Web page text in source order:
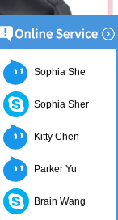
Sophia She
Sophia Sher
Kitty Chen
Parker Yu
Brain Wang